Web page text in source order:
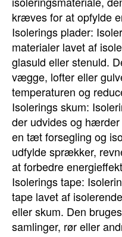
kræves for at opfylde
Isolerings plader:
materialer lavet af
glasuld eller stenuld.
vægge, lofter eller
temperaturen og
Isolerings skum:
der udvides og
en tæt forsegling og
udfylde sprækker,
at forbedre
Isolerings tape:
tape lavet af
eller skum. Den
samlinger, rør eller